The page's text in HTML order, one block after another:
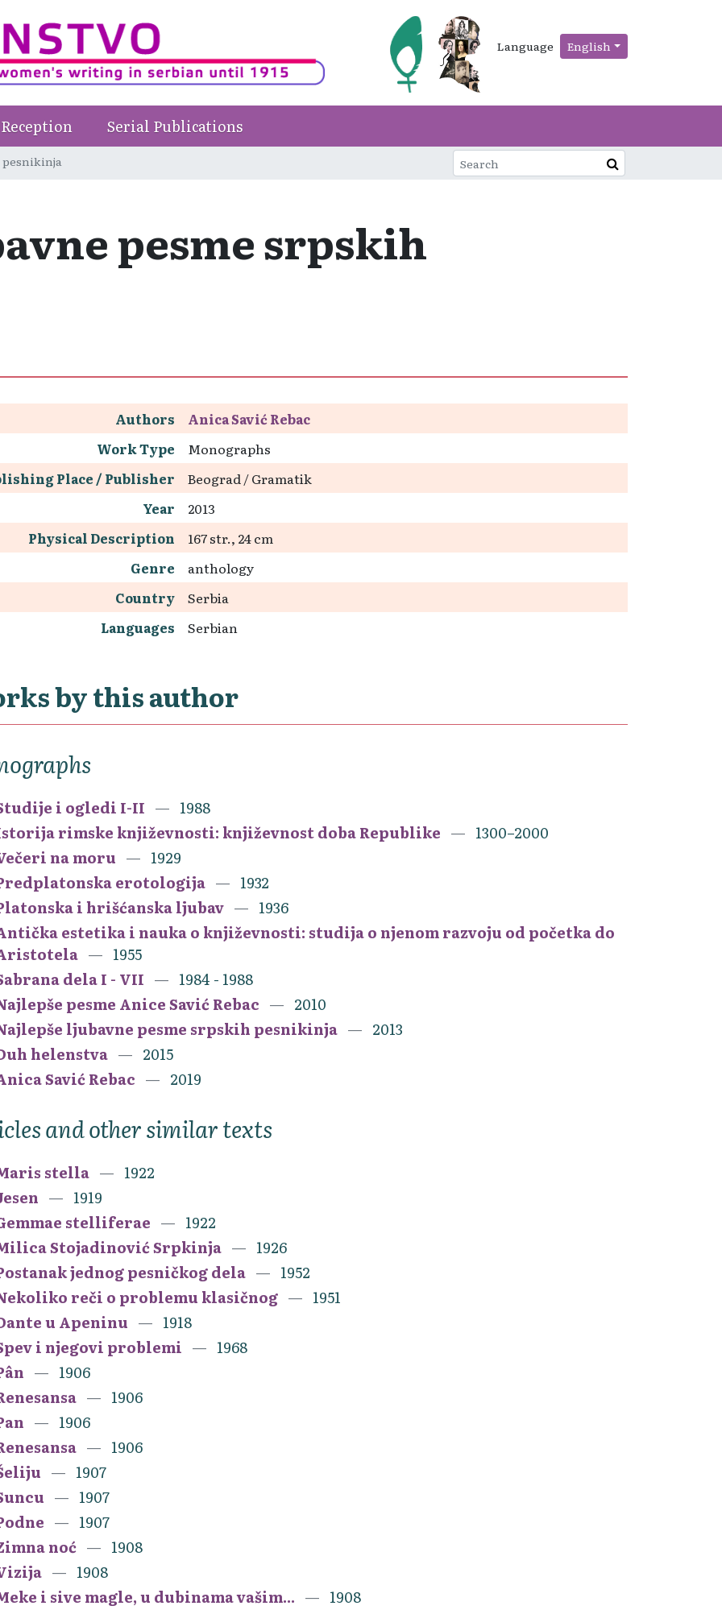
Language English
Reception Serial Publications
pesnikinja
pesme srpskih
Authors
Anica Savić Rebac
Work Type
Monographs
Place / Publisher
Beograd / Gramatik
Year
2013
Physical Description
167 str., 24 cm
Genre
anthology
Country
Serbia
Languages
Serbian
by this author
i ogledi I-II
1988
rimske književnosti: književnost doba Republike
1300–2000
na moru
1929
erotologija
1932
i hrišćanska ljubav
1936
estetika i nauka o književnosti: studija o njenom razvoju od početka do
1955
dela I - VII
1984 - 1988
pesme Anice Savić Rebac
2010
ljubavne pesme srpskih pesnikinja
2013
helenstva
2015
Savić Rebac
2019
and other similar texts
stella
1922
1919
stelliferae
1922
Stojadinović Srpkinja
1926
jednog pesničkog dela
1952
reči o problemu klasičnog
1951
u Apeninu
1918
i njegovi problemi
1968
1906
1906
1906
1906
1907
1907
1907
noć
1908
1908
i sive magle, u dubinama vašim...
1908